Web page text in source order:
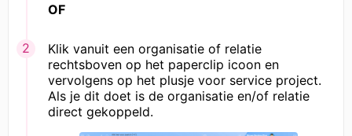
OF
Klik vanuit een organisatie of relatie
rechtsboven op het paperclip icoon en
vervolgens op het plusje voor service project.
Als je dit doet is de organisatie en/of relatie
direct gekoppeld.